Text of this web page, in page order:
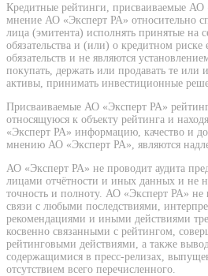
Кредитные рейтинги, присваиваемые
мнение АО «Эксперт РА» относительно
лица (эмитента) исполнять принятые на
обязательства и (или) о кредитном
обязательств и не являются
покупать, держать или продавать те
активы, принимать инвестиционные
Присваиваемые АО «Эксперт РА»
относящуюся к объекту рейтинга и
«Эксперт РА» информацию, качество и
мнению АО «Эксперт РА», являются
АО «Эксперт РА» не проводит аудита
лицами отчётности и иных данных и не
точность и полноту. АО «Эксперт РА» не
связи с любыми последствиями,
рекомендациями и иными действиями
косвенно связанными с рейтингом,
рейтинговыми действиями, а также
содержащимися в пресс-релизах,
отсутствием всего перечисленного.